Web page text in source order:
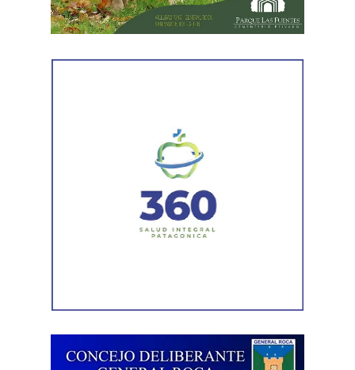
representantes de la Asociación de Abogados
Laboralistas, Mariana Amartino y Matías Cremonte, y el
Trabajo (ANJUT), Juan Orsini.
muerta. Con esta reforma, estamos frente a un régimen de
compraventa de la fuerza de trabajo. En la Argentina,
enfrentamos un ataque al Estado de Derecho, a la
democracia, a la Constitución Nacional y al sistema
interamericano de derechos humanos. Por eso es que
esta comisión debe actuar».
vida, como las tarifas de transporte, telefonía celular,
internet, luz y gas. Todo eso produjo una caída del salario